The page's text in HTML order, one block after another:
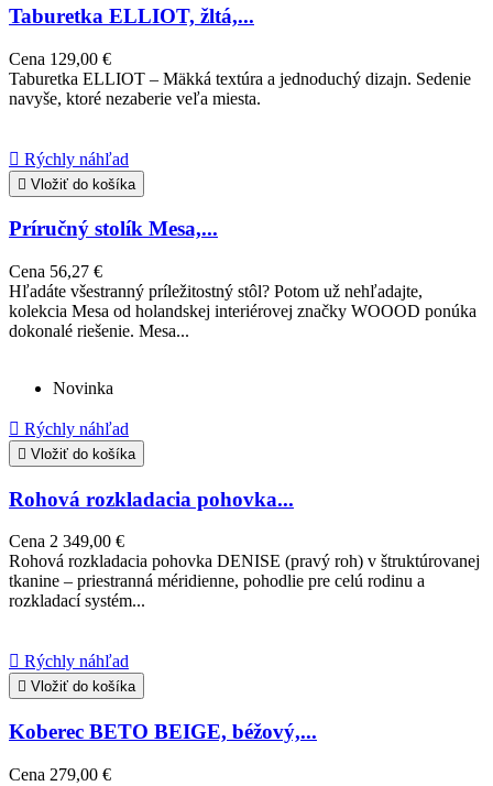
Taburetka ELLIOT, žltá,...
Cena 129,00 €
Taburetka ELLIOT – Mäkká textúra a jednoduchý dizajn. Sedenie
navyše, ktoré nezaberie veľa miesta.
 Rýchly náhľad
 Vložiť do košíka
Príručný stolík Mesa,...
Cena 56,27 €
Hľadáte všestranný príležitostný stôl? Potom už nehľadajte,
kolekcia Mesa od holandskej interiérovej značky WOOOD ponúka
dokonalé riešenie. Mesa...
Novinka
 Rýchly náhľad
 Vložiť do košíka
Rohová rozkladacia pohovka...
Cena 2 349,00 €
Rohová rozkladacia pohovka DENISE (pravý roh) v štruktúrovanej
tkanine – priestranná méridienne, pohodlie pre celú rodinu a
rozkladací systém...
 Rýchly náhľad
 Vložiť do košíka
Koberec BETO BEIGE, béžový,...
Cena 279,00 €